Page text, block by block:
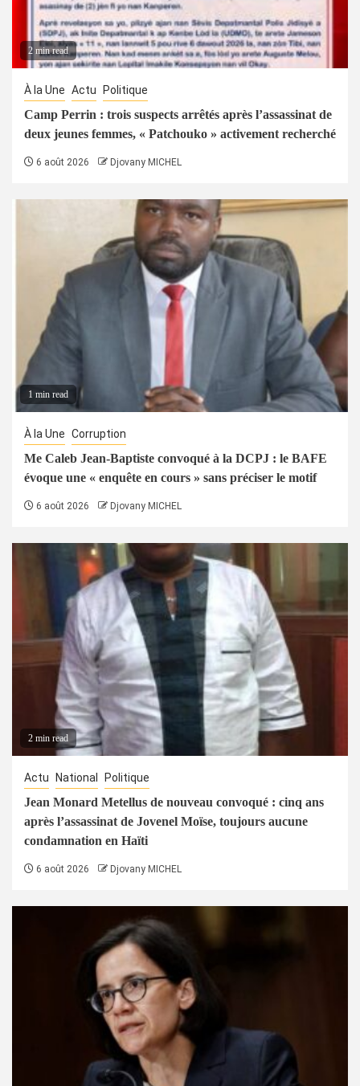
2 min read
À la Une Actu Politique
Camp Perrin : trois suspects arrêtés après l’assassinat de
deux jeunes femmes, « Patchouko » activement recherché
6 août 2026 Djovany MICHEL
1 min read
À la Une Corruption
Me Caleb Jean-Baptiste convoqué à la DCPJ : le BAFE
évoque une « enquête en cours » sans préciser le motif
6 août 2026 Djovany MICHEL
2 min read
Actu National Politique
Jean Monard Metellus de nouveau convoqué : cinq ans
après l’assassinat de Jovenel Moïse, toujours aucune
condamnation en Haïti
6 août 2026 Djovany MICHEL